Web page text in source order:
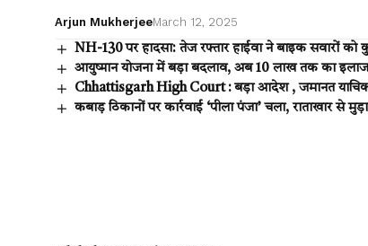
Arjun MukherjeeMarch 12, 2025
NH-130 पर हादसा: तेज रफ्तार हाईवा ने बाइक सवारों को
आयुष्मान योजना में बड़ा बदलाव, अब ₹10 लाख तक का
Chhattisgarh High Court : बड़ा आदेश , जमानत याचिका
कबाड़ ठिकानों पर कार्रवाई ‘पीला पंजा’ चला, राताखार से